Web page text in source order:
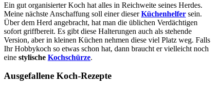
Ein gut organisierter Koch hat alles in Reichweite seines Herdes.
Meine nächste Anschaffung soll einer dieserKüchenhelfer sein.
Über dem Herd angebracht, hat man die üblichen Verdächtigen
sofort griffbereit. Es gibt diese Halterungen auch als stehende
Version, aber in kleinen Küchen nehmen diese viel Platz weg. Falls
Ihr Hobbykoch so etwas schon hat, dann braucht er vielleicht noch
eine stylische Kochschürze.
Ausgefallene Koch-Rezepte